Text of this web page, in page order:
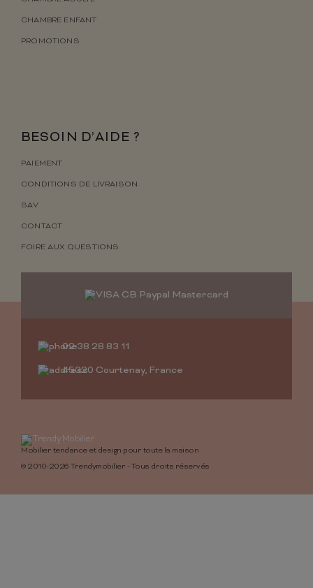
CHAMBRE ENFANT
PROMOTIONS
BESOIN D’AIDE ?
PAIEMENT
CONDITIONS DE LIVRAISON
SAV
CONTACT
FOIRE AUX QUESTIONS
02 38 28 83 11
45320 Courtenay, France
Mobilier tendance et design pour toute la maison
© 2010-2026 Trendymobilier - Tous droits réservés